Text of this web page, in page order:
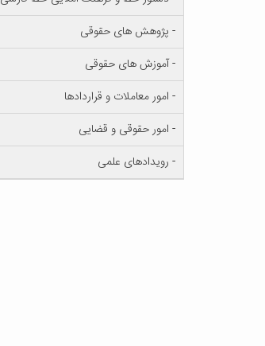
- پژوهش های حقوقی
- آموزش های حقوقی
- امور معاملات و قراردادها
- امور حقوقی و قضایی
- رویدادهای علمی